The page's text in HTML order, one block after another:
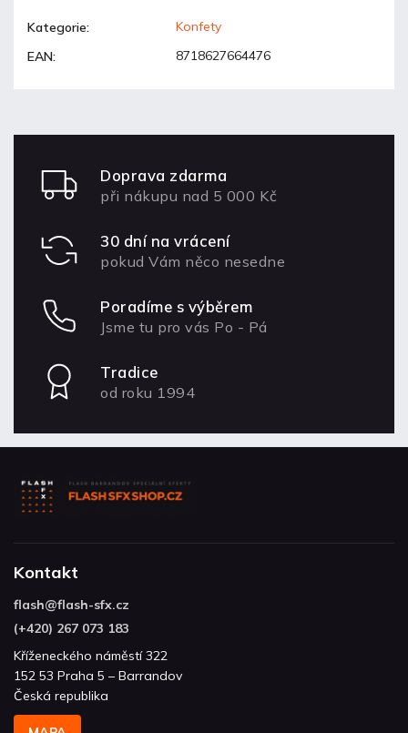
Kategorie:
Konfety
EAN: 8718627664476
Doprava zdarma
při nákupu nad 5 000 Kč
30 dní na vrácení
pokud Vám něco nesedne
Poradíme s výběrem
Jsme tu pro vás Po - Pá
Tradice
od roku 1994
Kontakt
flash@flash-sfx.cz
(+420) 267 073 183
Kříženeckého náměstí 322
152 53 Praha 5 – Barrandov
Česká republika